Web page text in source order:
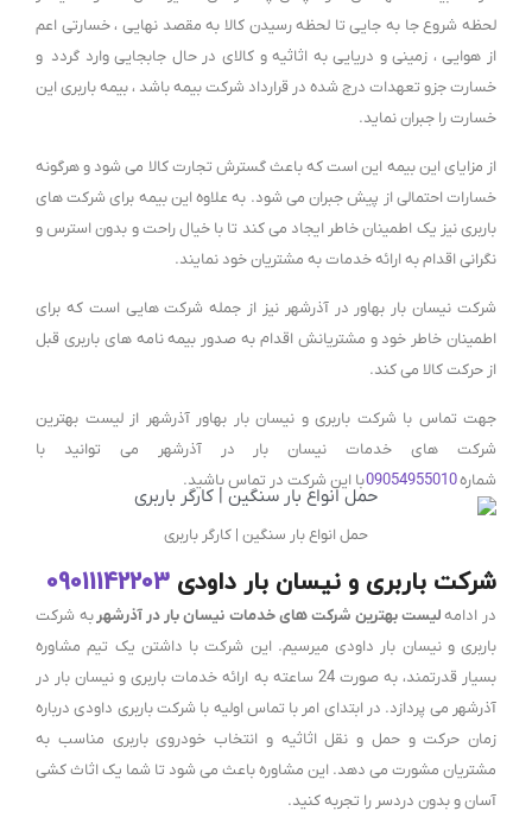
لحظه شروع جا به جایی تا لحظه رسیدن کالا به مقصد نهایی ، خسارتی اعم
از هوایی ، زمینی و دریایی به اثاثیه و کالای در حال جابجایی وارد گردد و
خسارت جزو تعهدات درج شده در قرارداد شرکت بیمه باشد ، بیمه باربری این
خسارت را جبران نماید.
از مزایای این بیمه این است که باعث گسترش تجارت کالا می شود و هرگونه
خسارات احتمالی از پیش جبران می شود. به علاوه این بیمه برای شرکت های
باربری نیز یک اطمینان خاطر ایجاد می کند تا با خیال راحت و بدون استرس و
نگرانی اقدام به ارائه خدمات به مشتریان خود نمایند.
شرکت نیسان بار بهاور در آذرشهر نیز از جمله شرکت هایی است که برای
اطمینان خاطر خود و مشتریانش اقدام به صدور بیمه نامه های باربری قبل
از حرکت کالا می کند.
جهت تماس با شرکت باربری و نیسان بار بهاور آذرشهر از لیست بهترین
شرکت های خدمات نیسان بار در آذرشهر می توانید با
شماره09054955010با این شرکت در تماس باشید.
حمل انواع بار سنگین | کارگر باربری
شرکت باربری و نیسان بار داودی 09011142203
در ادامهلیست بهترین شرکت های خدمات نیسان بار در آذرشهر به شرکت
باربری و نیسان بار داودی میرسیم. این شرکت با داشتن یک تیم مشاوره
بسیار قدرتمند، به صورت 24 ساعته به ارائه خدمات باربری و نیسان بار در
آذرشهر می پردازد. در ابتدای امر با تماس اولیه با شرکت باربری داودی درباره
زمان حرکت و حمل و نقل اثاثیه و انتخاب خودروی باربری مناسب به
مشتریان مشورت می دهد. این مشاوره باعث می شود تا شما یک اثاث کشی
آسان و بدون دردسر را تجربه کنید.